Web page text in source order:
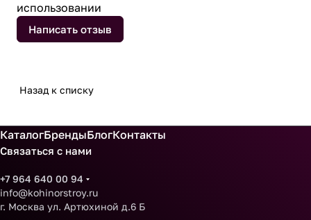
использовании
Написать отзыв
Назад к списку
КаталогБрендыБлогКонтакты
Связаться с нами
+7 964 640 00 94
info@kohinorstroy.ru
г. Москва ул. Артюхиной д.6 Б